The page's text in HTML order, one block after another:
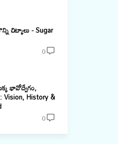
చిట్కాలు - Sugar
0
భావోద్వేగం,
Vision, History &
0